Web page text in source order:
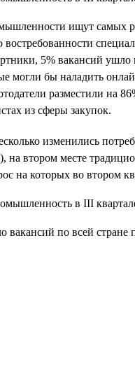
ищут самых
востребованности
5% вакансий
могли бы наладить
разместили на
из сферы закупок.
изменились
на втором месте
на которых во втором
по всей